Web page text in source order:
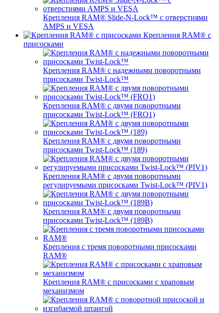
Крепления RAM® Slide-N-Lock™ с отверстиями
AMPS и VESA
Крепления RAM® с
присосками
Крепления RAM® с надежными поворотными
присосками Twist-Lock™
Крепления RAM® с двумя поворотными
присосками Twist-Lock™ (FRO1)
Крепления RAM® с двумя поворотными
присосками Twist-Lock™ (189)
Крепления RAM® с двумя поворотными
регулируемыми присосками Twist-Lock™ (PIV1)
Крепления RAM® с двумя поворотными
присосками Twist-Lock™ (189B)
Крепления с тремя поворотными присосками
RAM®
Крепления RAM® с присосками с храповым
механизмом